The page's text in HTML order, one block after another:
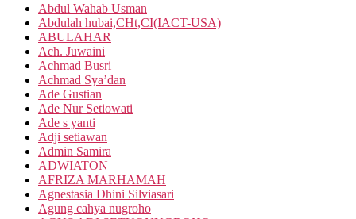
Abdul Wahab Usman
Abdulah hubai,CHt,CI(IACT-USA)
ABULAHAR
Ach. Juwaini
Achmad Busri
Achmad Sya’dan
Ade Gustian
Ade Nur Setiowati
Ade s yanti
Adji setiawan
Admin Samira
ADWIATON
AFRIZA MARHAMAH
Agnestasia Dhini Silviasari
Agung cahya nugroho